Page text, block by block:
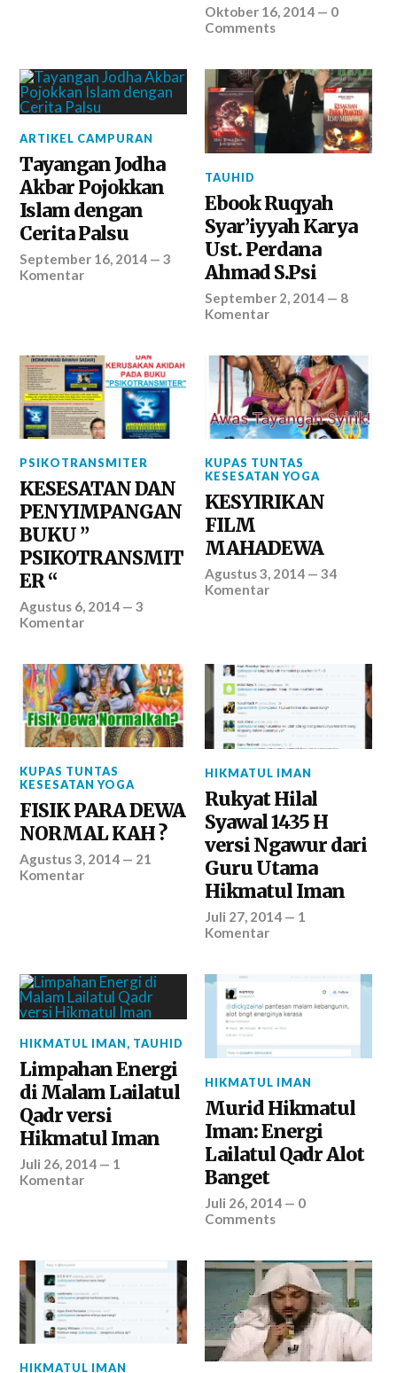
Oktober 16, 2014 — 0
Comments
ARTIKEL CAMPURAN
Tayangan Jodha
Akbar Pojokkan
Islam dengan
Cerita Palsu
September 16, 2014 —3
Komentar
TAUHID
Ebook Ruqyah
Syar’iyyah Karya
Ust. Perdana
Ahmad S.Psi
September 2, 2014 — 8
Komentar
PSIKOTRANSMITER
KESESATAN DAN
PENYIMPANGAN
BUKU ”
PSIKOTRANSMIT
ER “
Agustus 6, 2014 —3
Komentar
KUPAS TUNTAS
KESESATAN YOGA
KESYIRIKAN
FILM
MAHADEWA
Agustus 3, 2014 —34
Komentar
KUPAS TUNTAS
KESESATAN YOGA
FISIK PARA DEWA
NORMAL KAH ?
Agustus 3, 2014 — 21
Komentar
HIKMATUL IMAN
Rukyat Hilal
Syawal 1435 H
versi Ngawur dari
Guru Utama
Hikmatul Iman
Juli 27, 2014 — 1
Komentar
HIKMATUL IMAN, TAUHID
Limpahan Energi
di Malam Lailatul
Qadr versi
Hikmatul Iman
Juli 26, 2014 — 1
Komentar
HIKMATUL IMAN
Murid Hikmatul
Iman: Energi
Lailatul Qadr Alot
Banget
Juli 26, 2014 — 0
Comments
HIKMATUL IMAN